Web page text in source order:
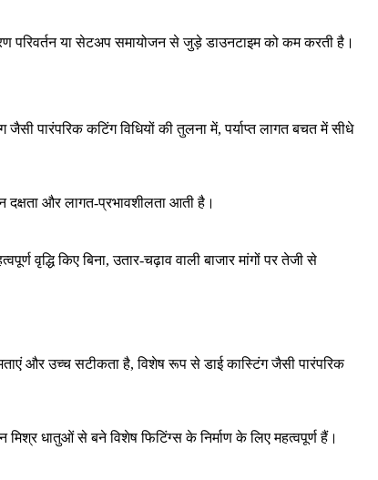
परिवर्तन या सेटअप समायोजन से जुड़े डाउनटाइम को कम करती है।
जैसी पारंपरिक कटिंग विधियों की तुलना में, पर्याप्त लागत बचत में सीधे
और लागत-प्रभावशीलता आती है।
वृद्धि किए बिना, उतार-चढ़ाव वाली बाजार मांगों पर तेजी से
और उच्च सटीकता है, विशेष रूप सेडाई कास्टिंगजैसी पारंपरिक
मिश्र धातुओं से बने विशेष फिटिंग्स के निर्माण के लिए महत्वपूर्ण हैं।